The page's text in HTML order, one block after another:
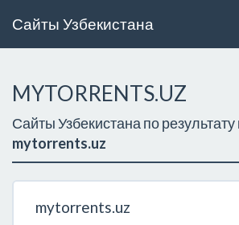
Сайты Узбекистана
MYTORRENTS.UZ
Сайты Узбекистана по результату
mytorrents.uz